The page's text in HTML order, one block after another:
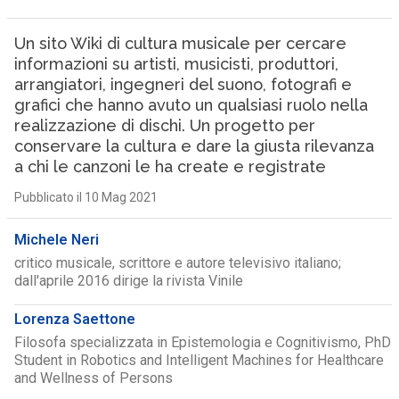
Un sito Wiki di cultura musicale per cercare
informazioni su artisti, musicisti, produttori,
arrangiatori, ingegneri del suono, fotografi e
grafici che hanno avuto un qualsiasi ruolo nella
realizzazione di dischi. Un progetto per
conservare la cultura e dare la giusta rilevanza
a chi le canzoni le ha create e registrate
Pubblicato il 10 Mag 2021
Michele Neri
critico musicale, scrittore e autore televisivo italiano;
dall'aprile 2016 dirige la rivista Vinile
Lorenza Saettone
Filosofa specializzata in Epistemologia e Cognitivismo, PhD
Student in Robotics and Intelligent Machines for Healthcare
and Wellness of Persons